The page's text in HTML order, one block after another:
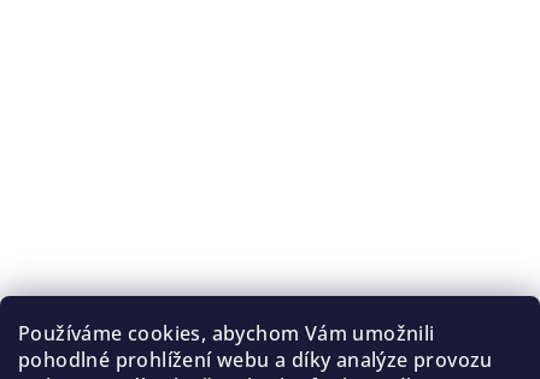
Používáme cookies, abychom Vám umožnili
pohodlné prohlížení webu a díky analýze provozu